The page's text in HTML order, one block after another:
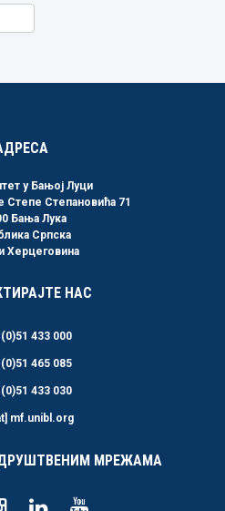
у Бањој Луци
Степе Степановића 71
Бања Лука
Српска
Херцеговина
НАС
433 000
465 085
433 030
mf.unibl.org
МРЕЖАМА